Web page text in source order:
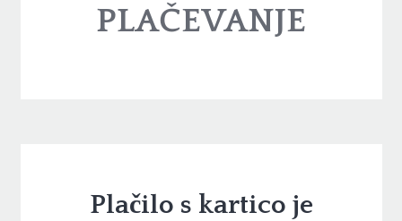
PLAČEVANJE
Plačilo s kartico je